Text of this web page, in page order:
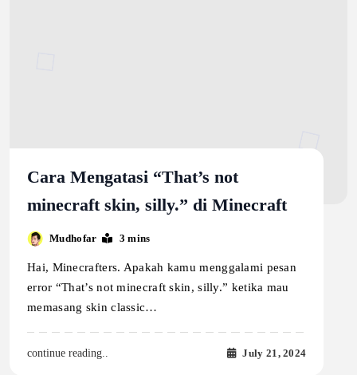
Cara Mengatasi “That’s not
minecraft skin, silly.” di Minecraft
Mudhofar 3 mins
Hai, Minecrafters. Apakah kamu menggalami pesan
error “That’s not minecraft skin, silly.” ketika mau
memasang skin classic…
continue reading.. July 21, 2024